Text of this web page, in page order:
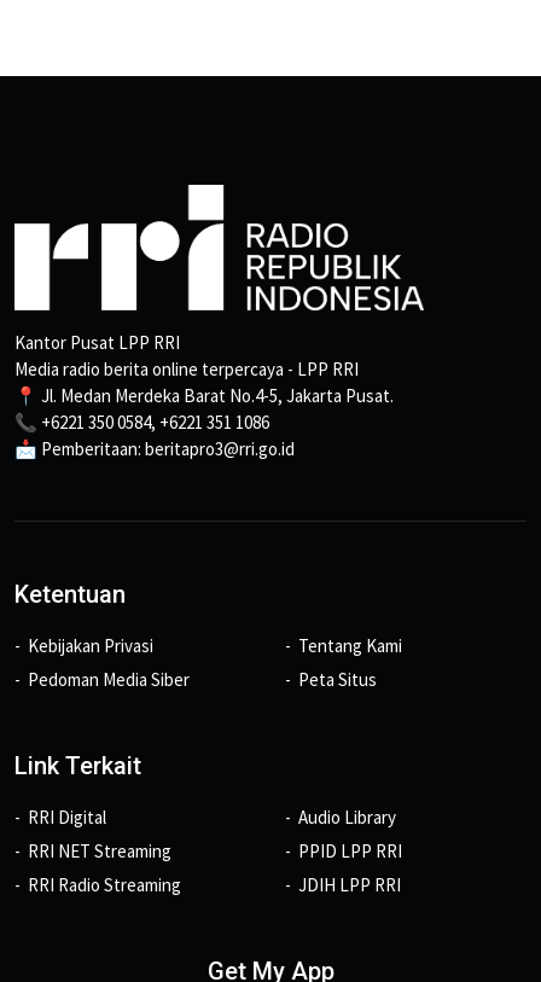
Kantor Pusat LPP RRI
Media radio berita online terpercaya - LPP RRI
📍 Jl. Medan Merdeka Barat No.4-5, Jakarta Pusat.
📞 +6221 350 0584, +6221 351 1086
📩 Pemberitaan: beritapro3@rri.go.id
Ketentuan
Kebijakan Privasi
Pedoman Media Siber
Tentang Kami
Peta Situs
Link Terkait
RRI Digital
RRI NET Streaming
RRI Radio Streaming
Audio Library
PPID LPP RRI
JDIH LPP RRI
Get My App